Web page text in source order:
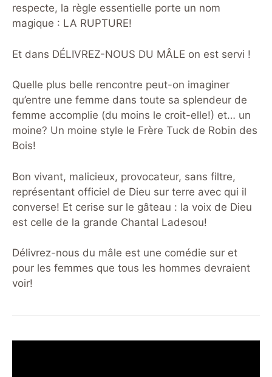
respecte, la règle essentielle porte un nom
magique : LA RUPTURE!
Et dans DÉLIVREZ-NOUS DU MÂLE on est servi !
Quelle plus belle rencontre peut-on imaginer
qu’entre une femme dans toute sa splendeur de
femme accomplie (du moins le croit-elle!) et… un
moine? Un moine style le Frère Tuck de Robin des
Bois!
Bon vivant, malicieux, provocateur, sans filtre,
représentant officiel de Dieu sur terre avec qui il
converse! Et cerise sur le gâteau : la voix de Dieu
est celle de la grande Chantal Ladesou!
Délivrez-nous du mâle est une comédie sur et
pour les femmes que tous les hommes devraient
voir!